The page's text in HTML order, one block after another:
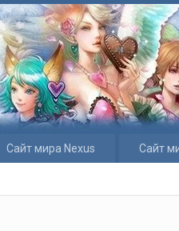
Сайт мира Nexus Сайт